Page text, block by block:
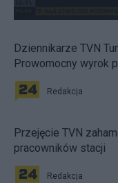
Dziennikarze TVN
Prowomocny wyrok
Redakcja
Przejęcie TVN
pracowników stacji
Redakcja